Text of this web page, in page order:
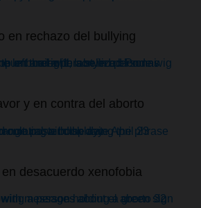
en rechazo del bullying
y en contra del aborto
desacuerdo xenofobia